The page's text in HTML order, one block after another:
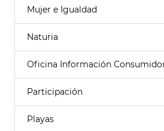
Mujer e Igualdad
Naturia
Oficina Información
Participación
Playas